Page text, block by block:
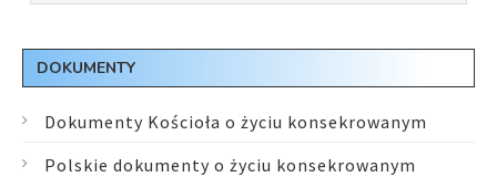
DOKUMENTY
Dokumenty Kościoła o życiu konsekrowanym
Polskie dokumenty o życiu konsekrowanym